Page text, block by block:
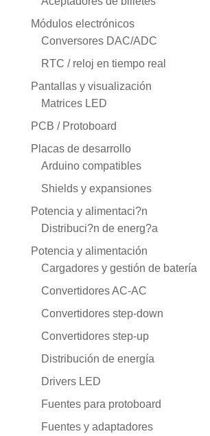
Módulos electrónicos
Conversores DAC/ADC
RTC / reloj en tiempo real
Pantallas y visualización
Matrices LED
PCB / Protoboard
Placas de desarrollo
Arduino compatibles
Shields y expansiones
Potencia y alimentaci?n
Distribuci?n de energ?a
Potencia y alimentación
Cargadores y gestión de batería
Convertidores AC-AC
Convertidores step-down
Convertidores step-up
Distribución de energía
Drivers LED
Fuentes para protoboard
Fuentes y adaptadores